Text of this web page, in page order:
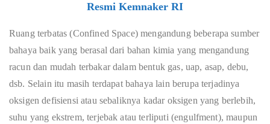
Resmi Kemnaker RI
Ruang terbatas (Confined Space) mengandung beberapa sumber
bahaya baik yang berasal dari bahan kimia yang mengandung
racun dan mudah terbakar dalam bentuk gas, uap, asap, debu,
dsb. Selain itu masih terdapat bahaya lain berupa terjadinya
oksigen defisiensi atau sebaliknya kadar oksigen yang berlebih,
suhu yang ekstrem, terjebak atau terliputi (engulfment), maupun